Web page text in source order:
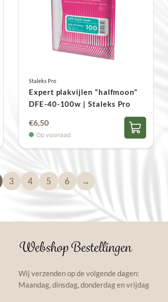
Staleks Pro
Expert plakvijlen “halfmoon”
DFE-40-100w | Staleks Pro
€6,50
Op voorraad
3 4 5 6 →
Webshop Bestellingen
Wij verzenden op de volgende dagen:
Maandag, dinsdag, donderdag en vrijdag